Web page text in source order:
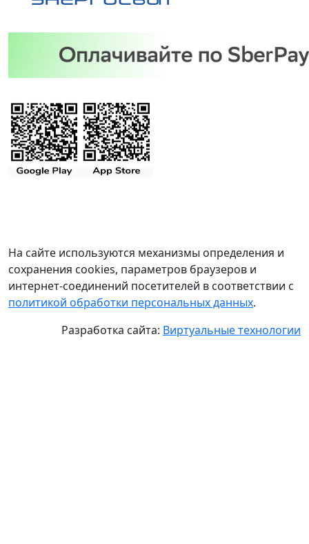
На сайте используются механизмы определения и
сохранения cookies, параметров браузеров и
интернет-соединений посетителей в соответствии с
политикой обработки персональных данных.
Разработка сайта: Виртуальные технологии